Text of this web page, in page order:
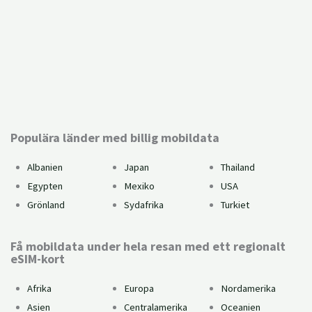
Populära länder med billig mobildata
Albanien
Egypten
Grönland
Japan
Mexiko
Sydafrika
Thailand
USA
Turkiet
Få mobildata under hela resan med ett regionalt
eSIM-kort
Afrika
Asien
Europa
Centralamerika
Nordamerika
Oceanien